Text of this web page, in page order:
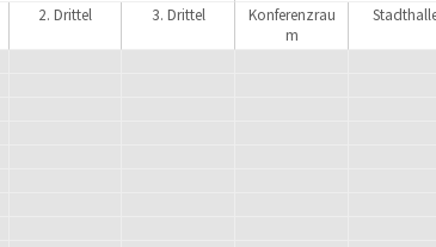
2. Drittel 3. Drittel
Konferenzrau
m